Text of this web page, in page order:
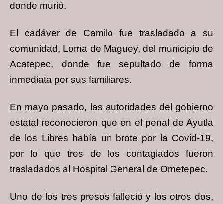
donde murió.
El cadáver de Camilo fue trasladado a su
comunidad, Loma de Maguey, del municipio de
Acatepec, donde fue sepultado de forma
inmediata por sus familiares.
En mayo pasado, las autoridades del gobierno
estatal reconocieron que en el penal de Ayutla
de los Libres había un brote por la Covid-19,
por lo que tres de los contagiados fueron
trasladados al Hospital General de Ometepec.
Uno de los tres presos falleció y los otros dos,